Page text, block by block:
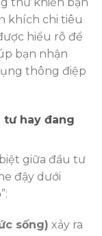
khích chi tiêu
hiểu rõ để
bạn nhận
thông điệp
tư hay đang
giữa đầu tư
đậy dưới
sống) xảy ra